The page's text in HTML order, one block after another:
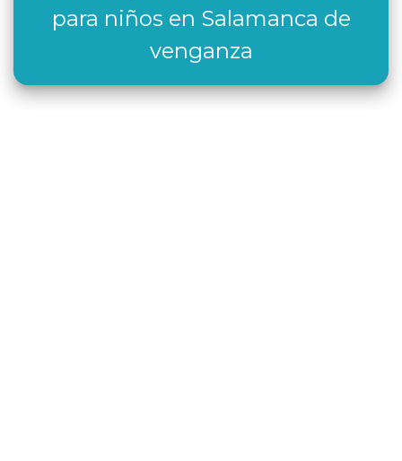
para niños en Salamanca de
venganza